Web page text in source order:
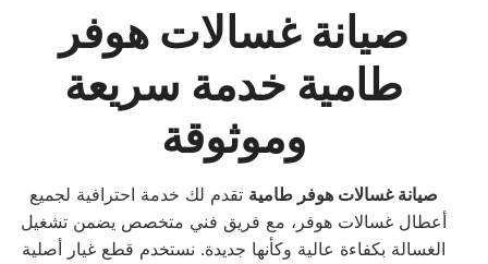
صيانة غسالات هوفر
طامية خدمة سريعة
وموثوقة
صيانة غسالات هوفر طامية تقدم لك خدمة احترافية لجميع
أعطال غسالات هوفر، مع فريق فني متخصص يضمن تشغيل
الغسالة بكفاءة عالية وكأنها جديدة. نستخدم قطع غيار أصلية